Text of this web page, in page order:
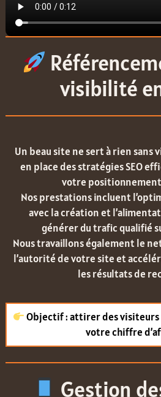
visibilité
Un beau site ne sert à rien sans
en place des stratégies SEO
votre positionnement
Nos prestations incluent
avec la création et
générer du trafic qualifié
Nous travaillons également le
l’autorité de votre site et
les résultats de
Objectif : attirer des
votre chiffre
Gestion